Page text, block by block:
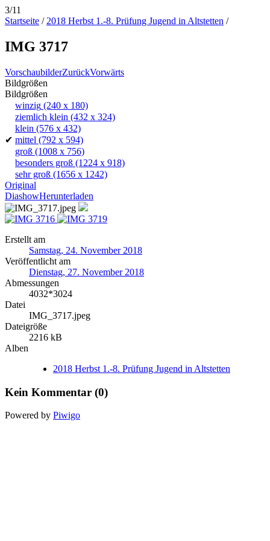
3/11
Startseite / 2018 Herbst 1.-8. Prüfung Jugend in Altstetten /
IMG 3717
VorschaubilderZurückVorwärts
Bildgrößen
Bildgrößen
winzig (240 x 180)
ziemlich klein (432 x 324)
klein (576 x 432)
✔ mittel (792 x 594)
groß (1008 x 756)
besonders groß (1224 x 918)
sehr groß (1656 x 1242)
Original
DiashowHerunterladen
Erstellt am
Samstag, 24. November 2018
Veröffentlicht am
Dienstag, 27. November 2018
Abmessungen
4032*3024
Datei
IMG_3717.jpeg
Dateigröße
2216 kB
Alben
2018 Herbst 1.-8. Prüfung Jugend in Altstetten
Kein Kommentar (0)
Powered by Piwigo